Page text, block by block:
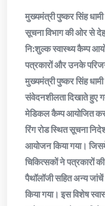
मुख्यमंत्री पुष्कर सिंह
सूचना विभाग की ओर से
नि:शुल्क स्वास्थ्य कैम्प
पत्रकारों और उनके
मुख्यमंत्री पुष्कर सिंह
संवेदनशीलता दिखाते हुए
मेडिकल कैम्प आयोजित
रिंग रोड स्थित सूचना
आयोजन किया गया।
चिकित्सकों ने पत्रकारों
पैथॉलॉजी सहित अन्य
किया गया। इस विशेष